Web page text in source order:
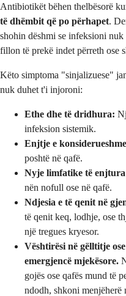
Antibiotikët bëhen thelbësorë
të dhëmbit që po përhapet.
shohin dëshmi se infeksioni
fillon të prekë indet përreth ose
Këto simptoma "sinjalizuese"
nuk duhet t'i injoroni:
Ethe dhe të dridhura:
infeksion sistemik.
Enjtje e
poshtë në qafë.
Nyje limfatike të
nën nofull ose në qafë.
Ndjesia e të qenit në
të qenit keq, lodhje, ose
një tregues kryesor.
Vështirësi në gëlltitje
emergjencë mjekësore.
gojës ose qafës mund të
ndodh, shkoni menjëherë